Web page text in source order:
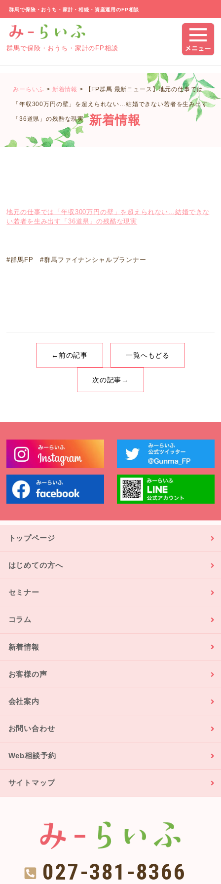
群馬で保険・おうち・家計・相続・資産運用のFP相談
群馬で保険・おうち・家計のFP相談
みーらいふ > 新着情報 > 【FP群馬 最新ニュース】地元の仕事では
「年収300万円の壁」を超えられない…結婚できない若者を生み出す
「36道県」の残酷な現実 新着情報
地元の仕事では「年収300万円の壁」を超えられない…結婚できな
い若者を生み出す「36道県」の残酷な現実
#群馬FP #群馬ファイナンシャルプランナー
←前の記事 一覧へもどる
次の記事→
トップページ
はじめての方へ
セミナー
コラム
新着情報
お客様の声
会社案内
お問い合わせ
Web相談予約
サイトマップ
027-381-8366